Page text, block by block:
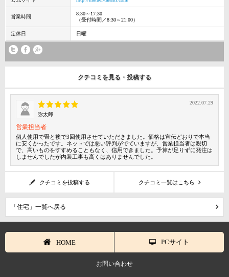
営業時間
8:30～17:30
（受付時間／8:30～21:00）
定休日 日曜
クチコミを見る・投稿する
2022.07.29
弥太郎
営業担当者
個人使用で畳と襖で3回使用させていただきました。価格は宣伝どおりで本当
に安くかったです。ネットでは悪い評判がでていますが、営業担当者は親切
で、高いものをすすめることもなく、信用できました。予算が足りずに発注は
しませんでしたが内装工事も高くはありませんでした。
クチコミを投稿する クチコミ一覧はこちら
「住宅」一覧へ戻る
HOME PCサイト
お問い合わせ